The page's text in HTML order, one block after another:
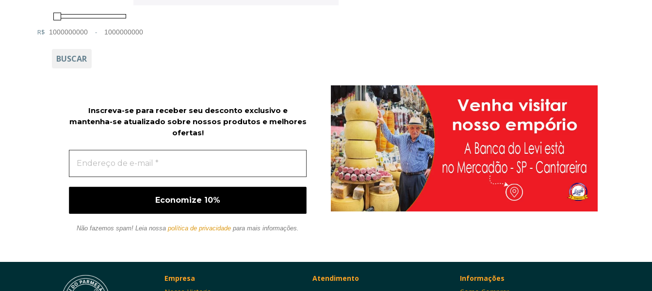
R$ -
BUSCAR
Inscreva-se para receber seu desconto exclusivo e
mantenha-se atualizado sobre nossos produtos e melhores
ofertas!
Não fazemos spam! Leia nossa política de privacidade para mais informações.
Empresa
Atendimento
Informações